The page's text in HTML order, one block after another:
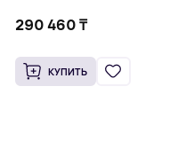
290 460 ₸
КУПИТЬ